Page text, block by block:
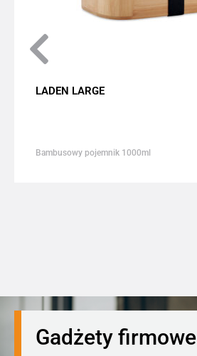
LADEN LARGE
Bambusowy pojemnik 1000ml
Gadżety firmowe